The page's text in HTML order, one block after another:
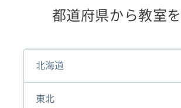
都道府県から教室
北海道
東北